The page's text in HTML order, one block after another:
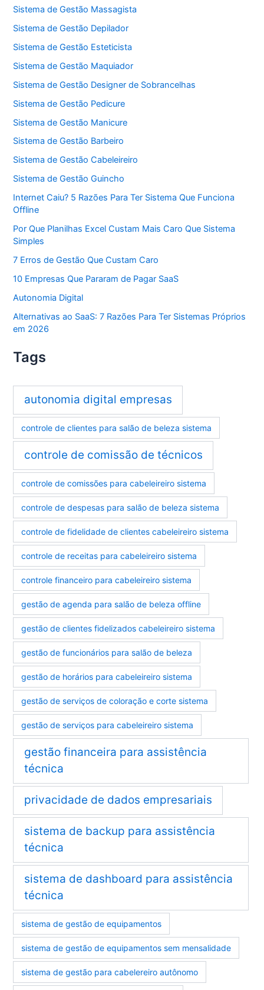
Sistema de Gestão Massagista
Sistema de Gestão Depilador
Sistema de Gestão Esteticista
Sistema de Gestão Maquiador
Sistema de Gestão Designer de Sobrancelhas
Sistema de Gestão Pedicure
Sistema de Gestão Manicure
Sistema de Gestão Barbeiro
Sistema de Gestão Cabeleireiro
Sistema de Gestão Guincho
Internet Caiu? 5 Razões Para Ter Sistema Que Funciona
Offline
Por Que Planilhas Excel Custam Mais Caro Que Sistema
Simples
7 Erros de Gestão Que Custam Caro
10 Empresas Que Pararam de Pagar SaaS
Autonomia Digital
Alternativas ao SaaS: 7 Razões Para Ter Sistemas Próprios
em 2026
Tags
autonomia digital empresas
controle de clientes para salão de beleza sistema
controle de comissão de técnicos
controle de comissões para cabeleireiro sistema
controle de despesas para salão de beleza sistema
controle de fidelidade de clientes cabeleireiro sistema
controle de receitas para cabeleireiro sistema
controle financeiro para cabeleireiro sistema
gestão de agenda para salão de beleza offline
gestão de clientes fidelizados cabeleireiro sistema
gestão de funcionários para salão de beleza
gestão de horários para cabeleireiro sistema
gestão de serviços de coloração e corte sistema
gestão de serviços para cabeleireiro sistema
gestão financeira para assistência
técnica
privacidade de dados empresariais
sistema de backup para assistência
técnica
sistema de dashboard para assistência
técnica
sistema de gestão de equipamentos
sistema de gestão de equipamentos sem mensalidade
sistema de gestão para cabelereiro autônomo